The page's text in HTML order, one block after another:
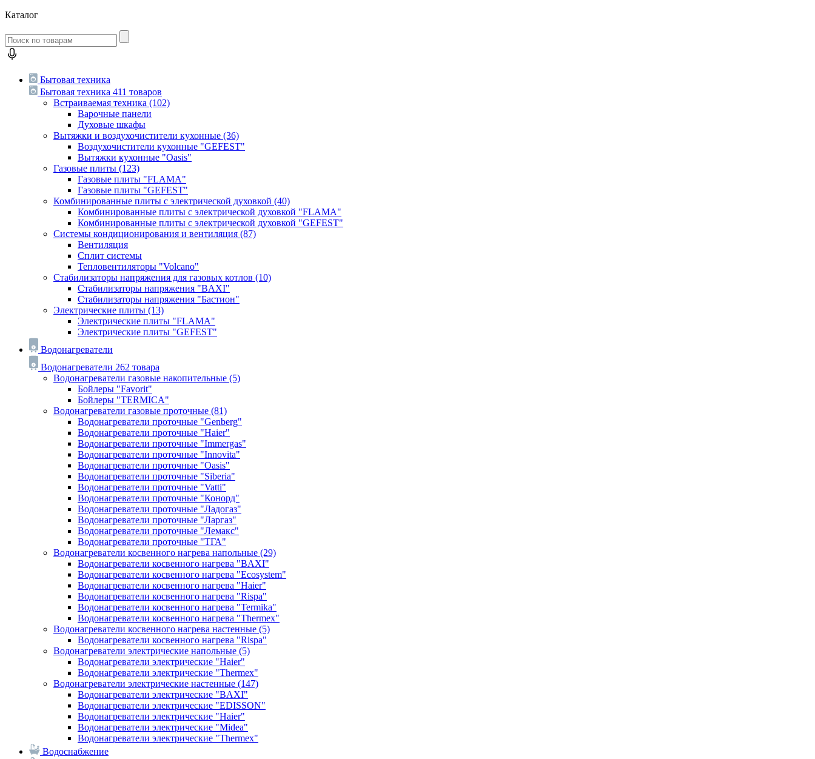
Каталог
Бытовая техника
Бытовая техника 411 товаров
Встраиваемая техника (102)
Варочные панели
Духовые шкафы
Вытяжки и воздухочистители кухонные (36)
Воздухочистители кухонные "GEFEST"
Вытяжки кухонные "Oasis"
Газовые плиты (123)
Газовые плиты "FLAMA"
Газовые плиты "GEFEST"
Комбинированные плиты с электрической духовкой (40)
Комбинированные плиты с электрической духовкой "FLAMA"
Комбинированные плиты с электрической духовкой "GEFEST"
Системы кондиционирования и вентиляция (87)
Вентиляция
Сплит системы
Тепловентиляторы "Volcano"
Стабилизаторы напряжения для газовых котлов (10)
Стабилизаторы напряжения "BAXI"
Стабилизаторы напряжения "Бастион"
Электрические плиты (13)
Электрические плиты "FLAMA"
Электрические плиты "GEFEST"
Водонагреватели
Водонагреватели 262 товара
Водонагреватели газовые накопительные (5)
Бойлеры "Favorit"
Бойлеры "TERMICA"
Водонагреватели газовые проточные (81)
Водонагреватели проточные "Genberg"
Водонагреватели проточные "Haier"
Водонагреватели проточные "Immergas"
Водонагреватели проточные "Innovita"
Водонагреватели проточные "Oasis"
Водонагреватели проточные "Siberia"
Водонагреватели проточные "Vatti"
Водонагреватели проточные "Конорд"
Водонагреватели проточные "Ладогаз"
Водонагреватели проточные "Ларгаз"
Водонагреватели проточные "Лемакс"
Водонагреватели проточные "ТГА"
Водонагреватели косвенного нагрева напольные (29)
Водонагреватели косвенного нагрева "BAXI"
Водонагреватели косвенного нагрева "Ecosystem"
Водонагреватели косвенного нагрева "Haier"
Водонагреватели косвенного нагрева "Rispa"
Водонагреватели косвенного нагрева "Termika"
Водонагреватели косвенного нагрева "Thermex"
Водонагреватели косвенного нагрева настенные (5)
Водонагреватели косвенного нагрева "Rispa"
Водонагреватели электрические напольные (5)
Водонагреватели электрические "Haier"
Водонагреватели электрические "Thermex"
Водонагреватели электрические настенные (147)
Водонагреватели электрические "BAXI"
Водонагреватели электрические "EDISSON"
Водонагреватели электрические "Haier"
Водонагреватели электрические "Midea"
Водонагреватели электрические "Thermex"
Водоснабжение